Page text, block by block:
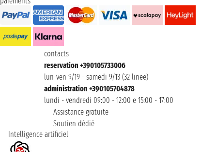
contacts
reservation +390105733006
lun-ven 9/19 - samedi 9/13 (32 linee)
administration +390105704878
lundi - vendredi 09:00 - 12:00 e 15:00 - 17:00
Assistance gratuite
Soutien dédié
Intelligence artificiel